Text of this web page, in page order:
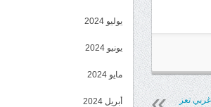
تعز
يوليو 2024
يونيو 2024
مايو 2024
أبريل 2024